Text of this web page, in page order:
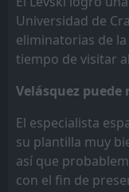
Universidad de
eliminatorias de
tiempo de visitar
Velásquez
El especialista
su plantilla muy
así que
con el fin de